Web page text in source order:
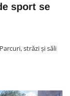
sport se
străzi și săli